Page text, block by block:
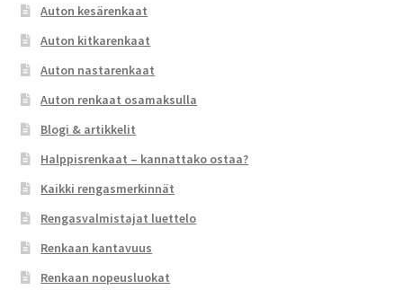
Auton kesärenkaat
Auton kitkarenkaat
Auton nastarenkaat
Auton renkaat osamaksulla
Blogi & artikkelit
Halppisrenkaat – kannattako ostaa?
Kaikki rengasmerkinnät
Rengasvalmistajat luettelo
Renkaan kantavuus
Renkaan nopeusluokat